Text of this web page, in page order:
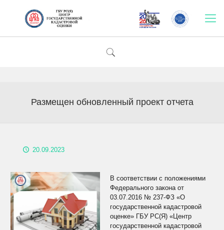
Размещен обновленный проект отчета
20.09.2023
В соответствии с положениями
Федерального закона от
03.07.2016 № 237-ФЗ «О
государственной кадастровой
оценке» ГБУ РС(Я) «Центр
государственной кадастровой